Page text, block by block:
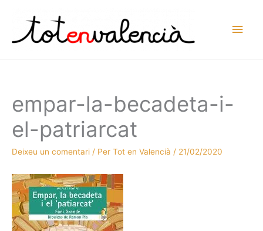
contingut
empar-la-becadeta-i-
el-patriarcat
Deixeu un comentari / Per Tot en Valencià / 21/02/2020